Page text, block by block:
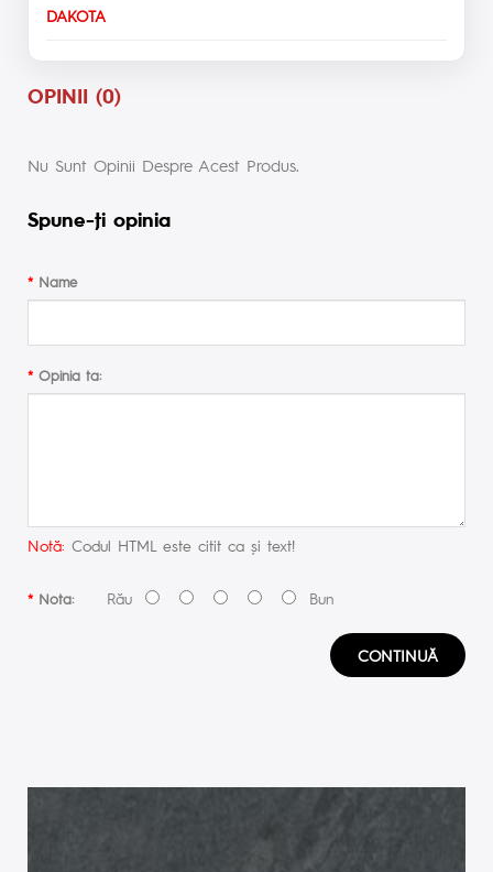
DAKOTA
OPINII (0)
Nu Sunt Opinii Despre Acest Produs.
Spune-ţi opinia
Name
Opinia ta:
Notă: Codul HTML este citit ca şi text!
Nota:Rău Bun
CONTINUĂ